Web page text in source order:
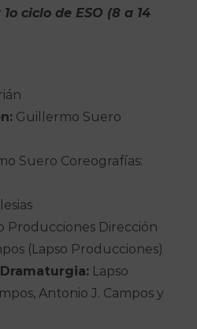
ciclo de ESO (8 a 14
Guillermo Suero
Suero Coreografías:
Producciones Dirección
(Lapso Producciones)
Lapso
Antonio J. Campos y